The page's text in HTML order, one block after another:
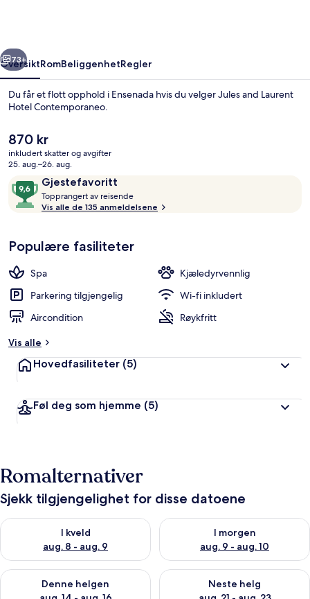
Fasade
Neste
73+
OversiktRomBeliggenhetRegler
Du får et flott opphold i Ensenada hvis du velger Jules and Laurent
Hotel Contemporaneo.
Den
nåværende
prisen
870 kr
870 kr
inkludert skatter og avgifter
25. aug.–26. aug.
AnmeldelserGjestefavoritt
9,6
av
10,
Topprangert av reisende
o
v
i
Vis alle de 135 anmeldelsene
Populære fasiliteter
Spa
Kjæledyrvennlig
Parkering tilgjengelig
Wi-fi inkludert
Aircondition
Røykfritt
Vis alle
Hovedfasiliteter (5)
Føl deg som hjemme (5)
Romalternativer
Sjekk tilgjengelighet for disse datoene
I kveld
aug. 8 - aug. 9
Sjekk tilgjengelighet for i kveld, aug. 8 - aug. 9
I morgen
aug. 9 - aug. 10
Sjekk tilgjengelighet for i
Denne helgen
Sjekk tilgjengelighet for denne helgen, aug. 14 - aug. 16
Neste helg
Sjekk tilgjengelighet for